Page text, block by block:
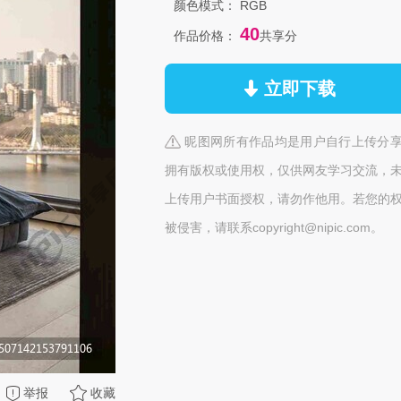
举报 收藏
颜色模式： RGB
作品价格： 40共享分
立即下载
昵图网所有作品均是用户自行上传分
拥有版权或使用权，仅供网友学习交流，
上传用户书面授权，请勿作他用。若您的
被侵害，请联系copyright@nipic.com。